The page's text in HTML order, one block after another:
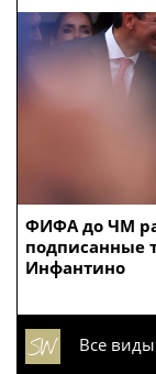
ФИФА до ЧМ
подписанные
Инфантино
Все